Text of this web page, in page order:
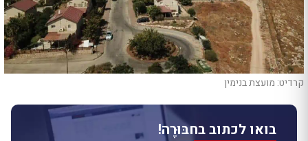
קרדיט: מועצת בנימין
בואו לכתוב בחבּוּרֶה!